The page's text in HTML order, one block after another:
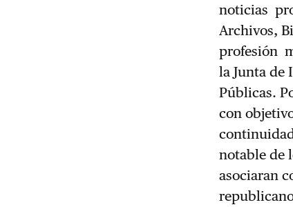
noticias
Archivos,
profesión
la Junta de
Públicas.
con
notable de
asociaran